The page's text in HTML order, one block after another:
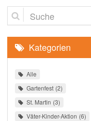
Suche
Kategorien
Alle
Gartenfest 2
St. Martin 3
Väter-Kinder-Aktion 6